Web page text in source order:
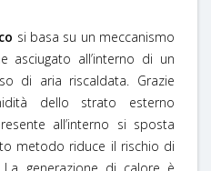
si basa su un meccanismo
asciugato all’interno di un
di aria riscaldata. Grazie
dello strato esterno
all’interno si sposta
metodo riduce il rischio di